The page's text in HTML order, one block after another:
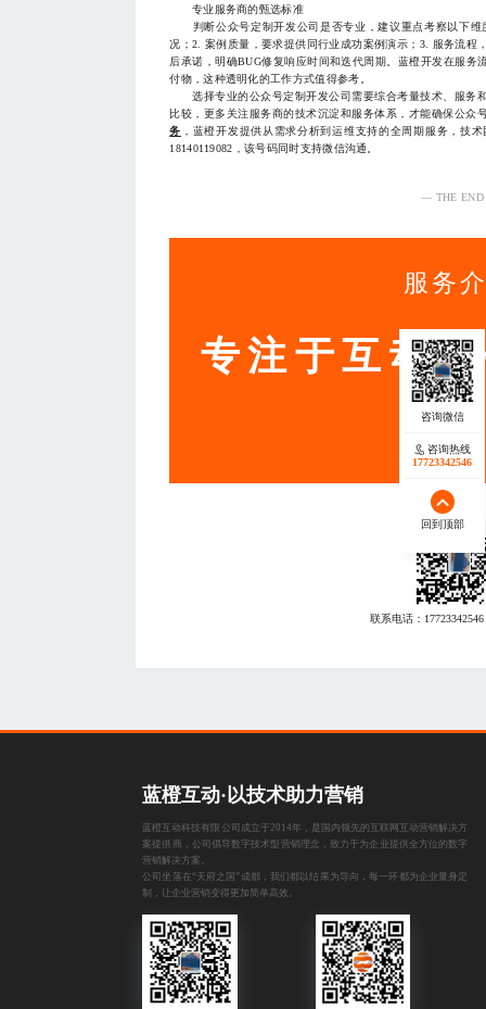
专业服务商的甄选标准
判断公众号定制开发公司是否专业，建议重点考察以下维
况；2. 案例质量，要求提供同行业成功案例演示；3. 服务流程
后承诺，明确BUG修复响应时间和迭代周期。蓝橙开发在服
付物，这种透明化的工作方式值得参考。
选择专业的公众号定制开发公司需要综合考量技术、服务
比较，更多关注服务商的技术沉淀和服务体系，才能确保公众
务 ，蓝橙开发提供从需求分析到运维支持的全周期服务，技
18140119082，该号码同时支持微信沟通。
— THE
服务
专注于互动
联系电话： 17723342546
咨询热线
17723342546
回到顶部
蓝橙互动·以技术助力营销
蓝橙互动科技有限公司成立于2014年，是国内领先的互联网互动营销解决方
案提供商，公司倡导数字技术型营销理念，致力于为企业提供全方位的数字
营销解决方案。
公司坐落在“天府之国”成都，我们都以结果为导向，每一环都为企业量身定
制，让企业营销变得更加简单高效。